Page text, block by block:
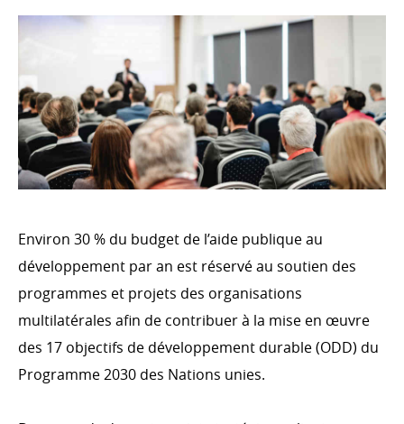
2023
Ventilation de l’APD par type de coopération en 2023
Ventilation de l’APD par secteurs d’intervention en
2023
Le Fonds de la Coopération au développement en
2023
LA COOPÉRATION LUXEMBOURGEOISE ET SES
PARTENAIRES
Coopération bilatérale
Coopération bilatérale en chiffres
Coopération multilatérale
Les organisations non gouvernementales
Environ 30 % du budget de l’aide publique au
développement par an est réservé au soutien des
programmes et projets des organisations
multilatérales afin de contribuer à la mise en œuvre
des 17 objectifs de développement durable (ODD) du
Programme 2030 des Nations unies.